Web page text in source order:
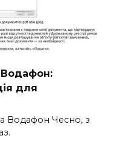
Водафон:
для
Водафон Чесно, з